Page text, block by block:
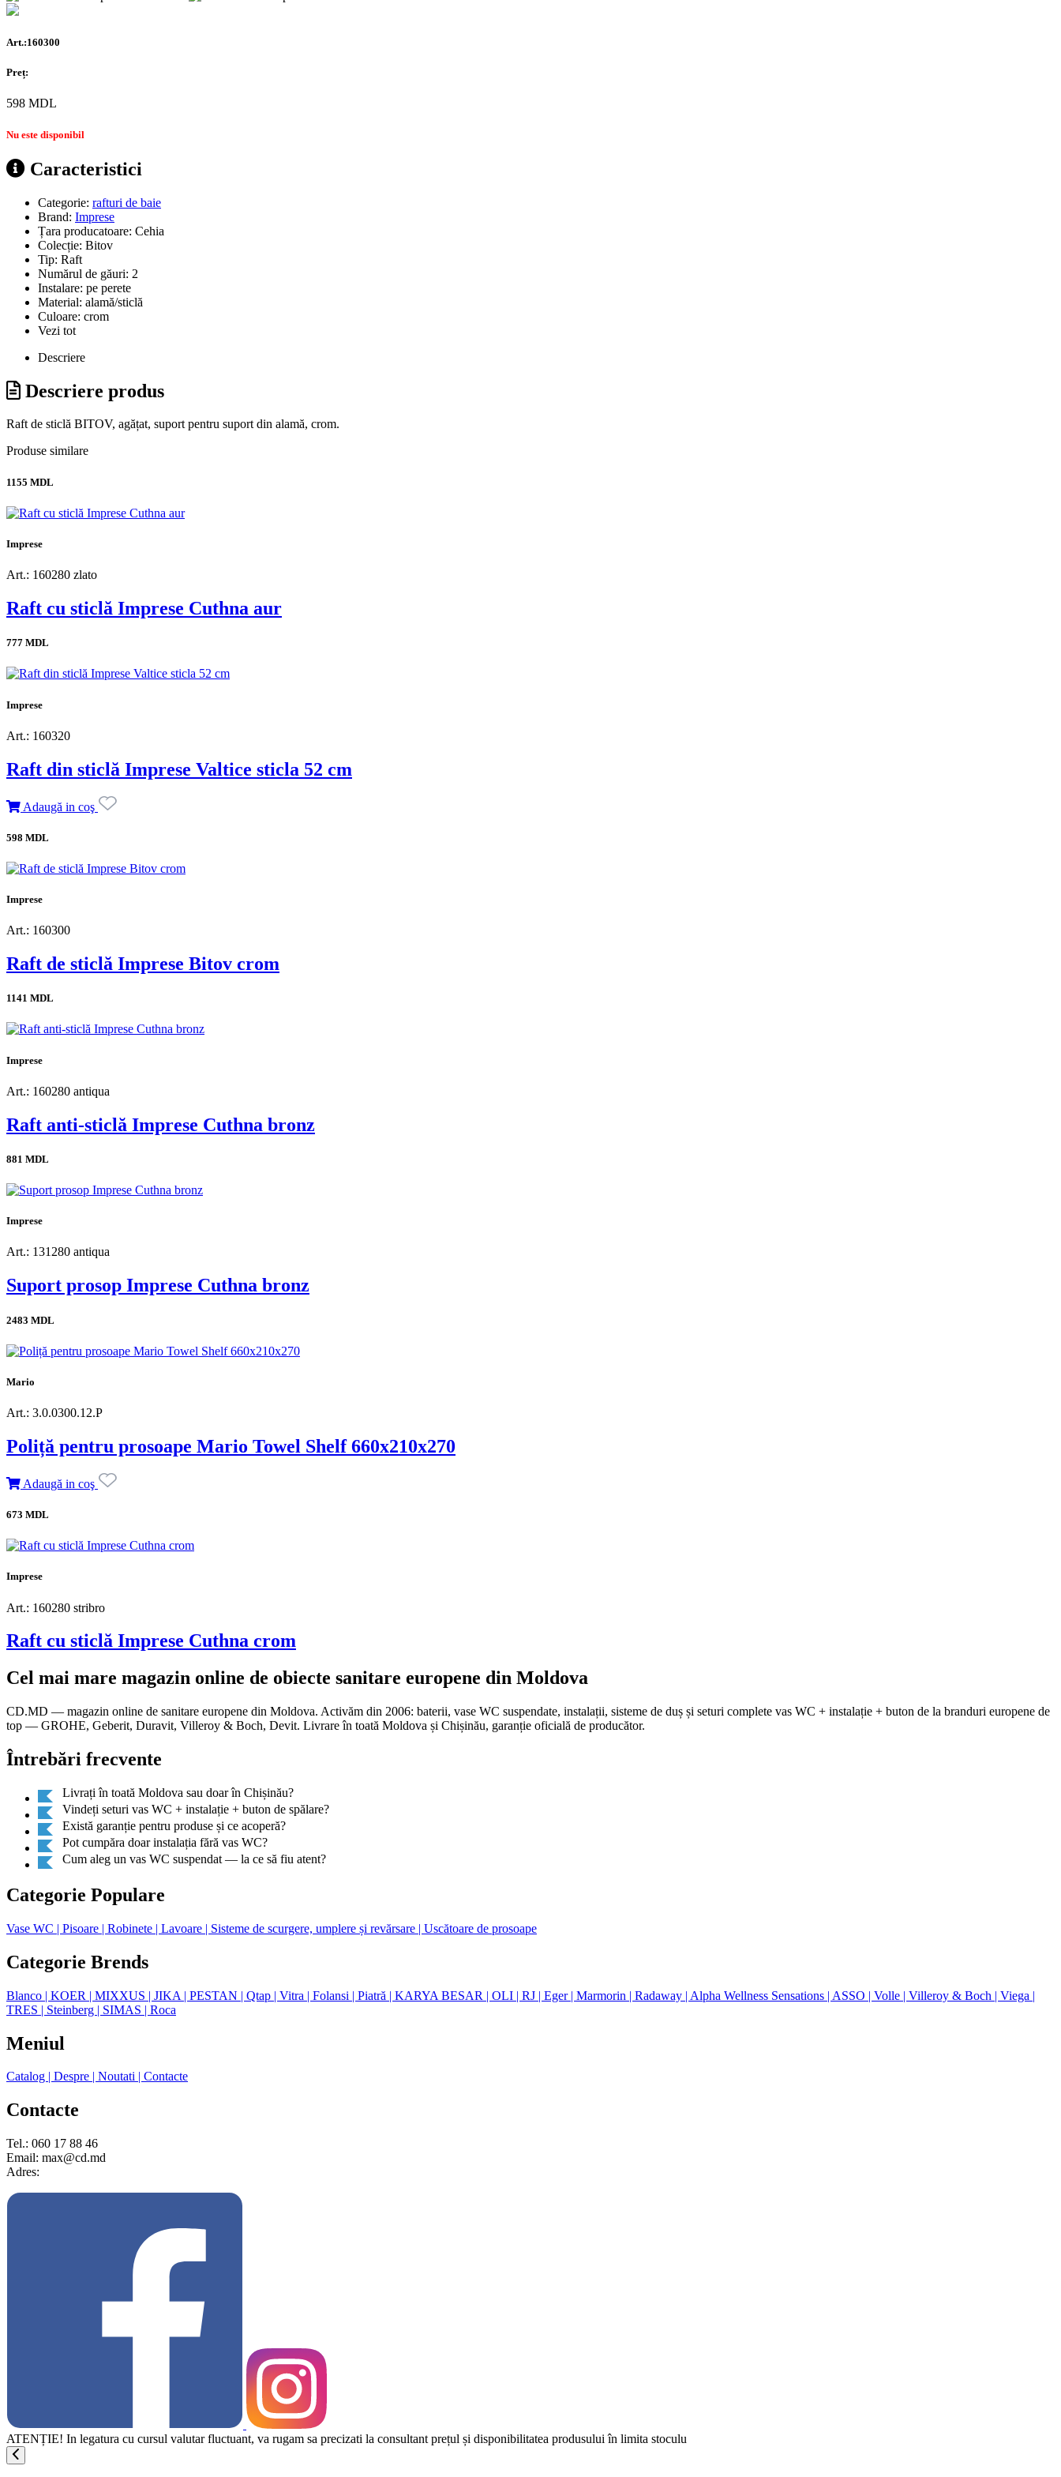
Art.:160300
Preț:
598 MDL
Nu este disponibil
Caracteristici
Categorie: rafturi de baie
Brand: Imprese
Țara producatoare: Cehia
Colecție: Bitov
Tip: Raft
Numărul de găuri: 2
Instalare: pe perete
Material: alamă/sticlă
Culoare: crom
Vezi tot
Descriere
Descriere produs
Raft de sticlă BITOV, agățat, suport pentru suport din alamă, crom.
Produse similare
1155 MDL
Imprese
Art.: 160280 zlato
Raft cu sticlă Imprese Cuthna aur
777 MDL
Imprese
Art.: 160320
Raft din sticlă Imprese Valtice sticla 52 cm
Adaugă in coş
598 MDL
Imprese
Art.: 160300
Raft de sticlă Imprese Bitov crom
1141 MDL
Imprese
Art.: 160280 antiqua
Raft anti-sticlă Imprese Cuthna bronz
881 MDL
Imprese
Art.: 131280 antiqua
Suport prosop Imprese Cuthna bronz
2483 MDL
Mario
Art.: 3.0.0300.12.P
Poliță pentru prosoape Mario Towel Shelf 660x210x270
Adaugă in coş
673 MDL
Imprese
Art.: 160280 stribro
Raft cu sticlă Imprese Cuthna crom
Cel mai mare magazin online de obiecte sanitare europene din Moldova
CD.MD — magazin online de sanitare europene din Moldova. Activăm din 2006: baterii, vase WC suspendate, instalații, sisteme de duș și seturi complete vas WC + instalație + buton de la branduri europene de
top — GROHE, Geberit, Duravit, Villeroy & Boch, Devit. Livrare în toată Moldova și Chișinău, garanție oficială de producător.
Întrebări frecvente
Livrați în toată Moldova sau doar în Chișinău?
Vindeți seturi vas WC + instalație + buton de spălare?
Există garanție pentru produse și ce acoperă?
Pot cumpăra doar instalația fără vas WC?
Cum aleg un vas WC suspendat — la ce să fiu atent?
Categorie Populare
Vase WC | Pisoare | Robinete | Lavoare | Sisteme de scurgere, umplere și revărsare | Uscătoare de prosoape
Categorie Brends
Blanco | KOER | MIXXUS | JIKA | PESTAN | Qtap | Vitra | Folansi | Piatră | KARYA BESAR | OLI | RJ | Eger | Marmorin | Radaway | Alpha Wellness Sensations | ASSO | Volle | Villeroy & Boch | Viega |
TRES | Steinberg | SIMAS | Roca
Meniul
Catalog | Despre | Noutati | Contacte
Contacte
Tel.: 060 17 88 46
Email: max@cd.md
Adres:
ATENȚIE! In legatura cu cursul valutar fluctuant, va rugam sa precizati la consultant prețul și disponibilitatea produsului în limita stoculu